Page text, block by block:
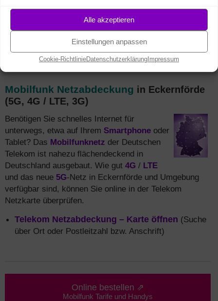
Alle akzeptieren
Einstellungen anpassen
Cookie-RichtlinieDatenschutzerklärung Impressum
Festnetz und Mobilfunk kombinieren
5 € sparen + mehr Daten.Alle MagentaEINS
Mobilfunk Netzabdeckung in Eckernförde
(5G, 4G / LTE, 3G)
Benötigen Sie schnelles Internet für
unterwegs, etwa auf Ihrem Smartphone oder
Tablet? Das Mobilfunknetz der Deutschen
Telekom ist nahezu flächendeckend in
Deutschland ausgebaut. Wie gut 4G / LTE
und das neue 5G-Netz in Eckernförde und Umgebung
verfügbar sind, können Sie online in der Telekom
Netzkarte überprüfen.
Telekom Netzabdeckung – Karte öffnen (Suche
über Ort oder Postleitzahl bzw. Anschrift)
Online bestellen ⇗
Mobilfunk Tarife und Handys